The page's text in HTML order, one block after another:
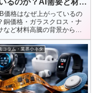
の影響を解説
価格はなぜ上がっているの
銅価格・ガラスクロス・ナ
など材料高騰の背景から、
ーバー需要との関係、高性
材料不足、CCL価格上昇
プリント基板業界への影響
かりやすく解説します。
コラム・業界小ネタ